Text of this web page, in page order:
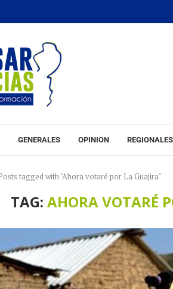
GENERALES OPINION REGIONALES
tagged with "Ahora votaré por La Guajira"
TAG: AHORA VOTARÉ